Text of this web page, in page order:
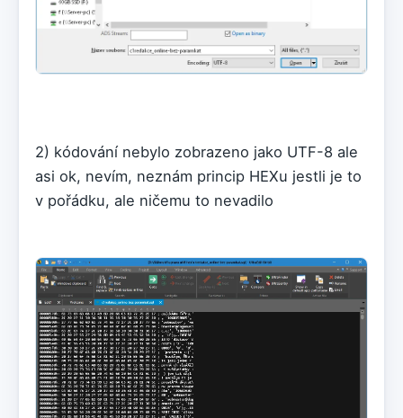
2) kódování nebylo zobrazeno jako UTF-8 ale
asi ok, nevím, neznám princip HEXu jestli je to
v pořádku, ale ničemu to nevadilo